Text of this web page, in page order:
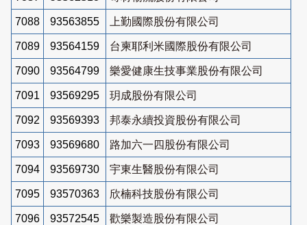
7088 93563855 上勤國際股份有限公司
7089 93564159 台柬耶利米國際股份有限公司
7090 93564799 樂愛健康生技事業股份有限公司
7091 93569295 玥成股份有限公司
7092 93569393 邦泰永續投資股份有限公司
7093 93569680 路加六一四股份有限公司
7094 93569730 宇東生醫股份有限公司
7095 93570363 欣楠科技股份有限公司
7096 93572545 歡樂製造股份有限公司